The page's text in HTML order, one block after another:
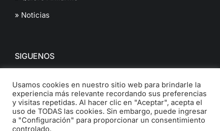
» Noticias
SIGUENOS
© 2022 Cámara de Comercio de Ancash. All Rights Reserved.
Usamos cookies en nuestro sitio web para brindarle la
experiencia más relevante recordando sus preferencias
y visitas repetidas. Al hacer clic en "Aceptar", acepta el
uso de TODAS las cookies. Sin embargo, puede ingresar
a "Configuración" para proporcionar un consentimiento
controlado.